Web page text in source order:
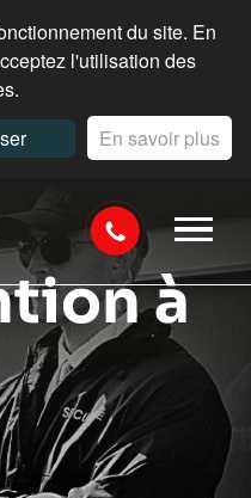
du site. En
l'utilisation des
En savoir plus
à